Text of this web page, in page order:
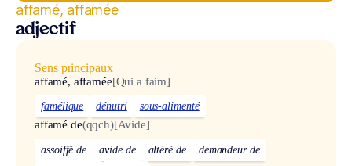
affamé, affamée
adjectif
Sens principaux
affamé, affamée[Qui a faim]
famélique dénutri sous-alimenté
affamé de(qqch)[Avide]
assoiffé de avide de altéré de
demandeur de